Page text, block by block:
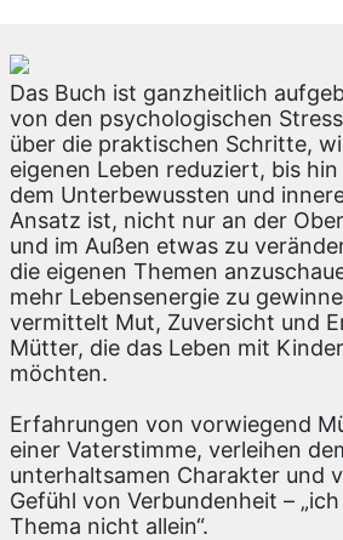
Das Buch ist ganzheitlich
von den psychologischen
über die praktischen Schritte,
eigenen Leben reduziert, bis
dem Unterbewussten und
Ansatz ist, nicht nur an der
und im Außen etwas zu
die eigenen Themen
mehr Lebensenergie zu
vermittelt Mut, Zuversicht und
Mütter, die das Leben mit
möchten.
Erfahrungen von vorwiegend
einer Vaterstimme, verleihen
unterhaltsamen Charakter und
Gefühl von Verbundenheit –
Thema nicht allein“.